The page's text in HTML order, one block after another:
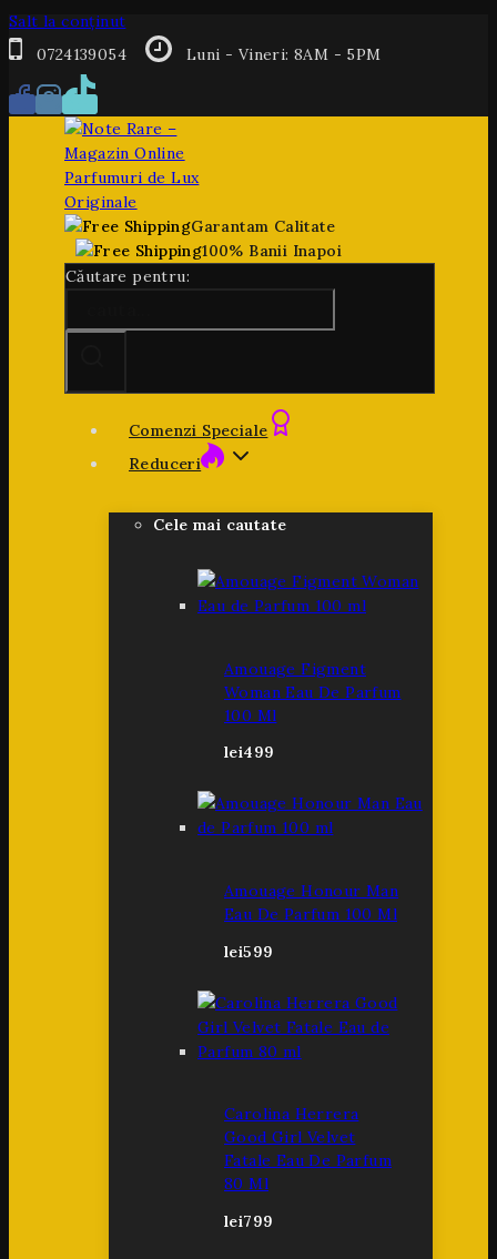
Salt la conținut
0724139054
Luni - Vineri: 8AM - 5PM
Garantam Calitate
100% Banii Inapoi
Căutare pentru:
Comenzi Speciale
Reduceri
Cele mai cautate
Amouage Figment
Woman Eau De Parfum
100 Ml
lei499
Amouage Honour Man
Eau De Parfum 100 Ml
lei599
Carolina Herrera
Good Girl Velvet
Fatale Eau De Parfum
80 Ml
lei799